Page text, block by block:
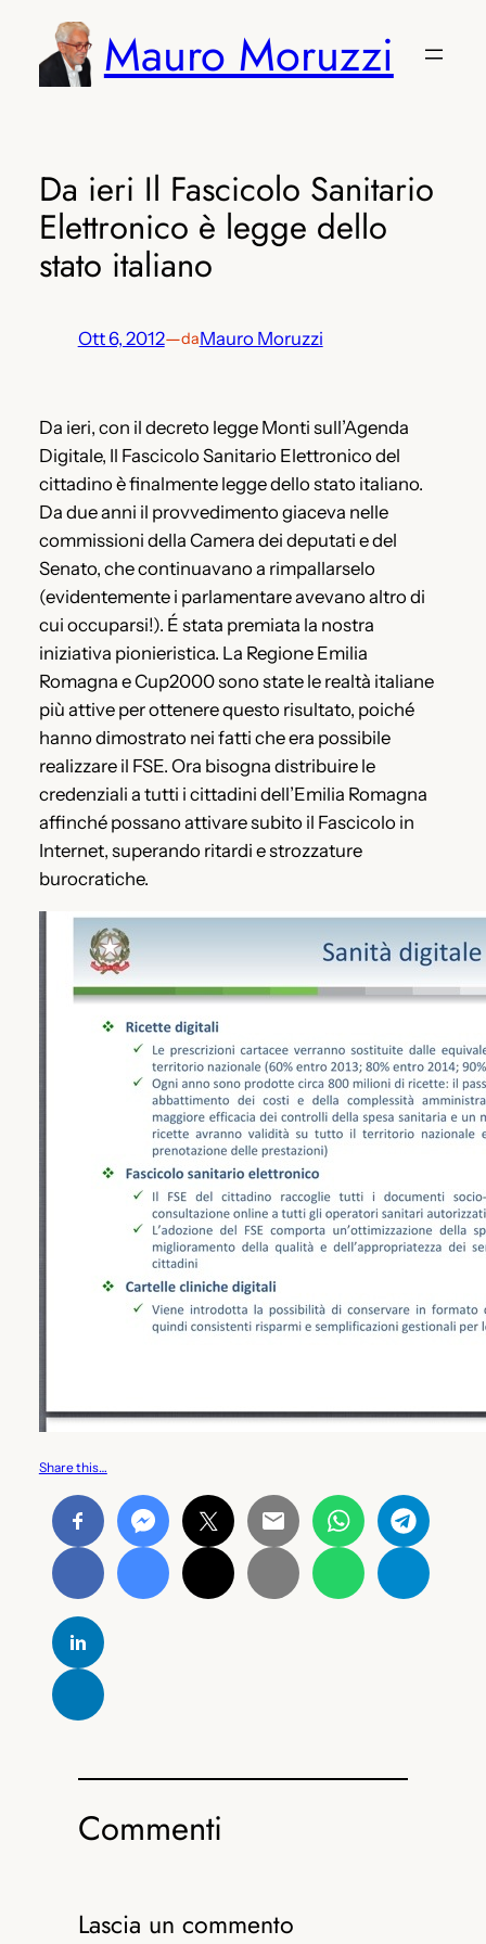
contenuto
Mauro Moruzzi
Da ieri Il Fascicolo Sanitario
Elettronico è legge dello
stato italiano
Ott 6, 2012—daMauro Moruzzi
Da ieri, con il decreto legge Monti sull’Agenda
Digitale, Il Fascicolo Sanitario Elettronico del
cittadino è finalmente legge dello stato italiano.
Da due anni il provvedimento giaceva nelle
commissioni della Camera dei deputati e del
Senato, che continuavano a rimpallarselo
(evidentemente i parlamentare avevano altro di
cui occuparsi!). É stata premiata la nostra
iniziativa pionieristica. La Regione Emilia
Romagna e Cup2000 sono state le realtà italiane
più attive per ottenere questo risultato, poiché
hanno dimostrato nei fatti che era possibile
realizzare il FSE. Ora bisogna distribuire le
credenziali a tutti i cittadini dell’Emilia Romagna
affinché possano attivare subito il Fascicolo in
Internet, superando ritardi e strozzature
burocratiche.
Share this…
Commenti
Lascia un commento